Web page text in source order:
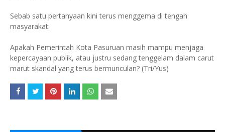
Sebab satu pertanyaan kini terus menggema di tengah
masyarakat:
Apakah Pemerintah Kota Pasuruan masih mampu menjaga
kepercayaan publik, atau justru sedang tenggelam dalam carut
marut skandal yang terus bermunculan? (Tri/Yus)